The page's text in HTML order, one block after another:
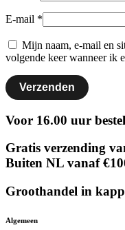
E-mail *
Mijn naam, e-mail en
volgende keer wanneer ik
Voor 16.00 uur
Gratis verzending
Buiten NL vanaf
Groothandel in
Algemeen